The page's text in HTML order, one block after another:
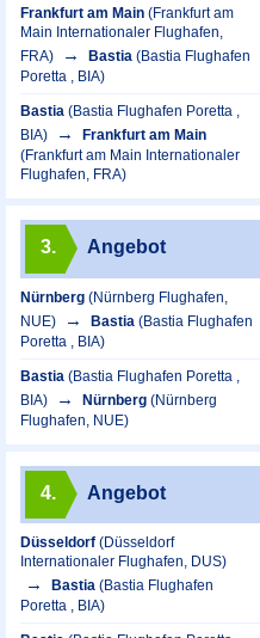
Frankfurt am Main (Frankfurt am
Main Internationaler Flughafen,
FRA)
Bastia (Bastia Flughafen
Poretta , BIA)
Bastia (Bastia Flughafen Poretta ,
BIA)
Frankfurt am Main
(Frankfurt am Main Internationaler
Flughafen, FRA)
3. Angebot
Nürnberg (Nürnberg Flughafen,
NUE)
Bastia (Bastia Flughafen
Poretta , BIA)
Bastia (Bastia Flughafen Poretta ,
BIA)
Nürnberg (Nürnberg
Flughafen, NUE)
4. Angebot
Düsseldorf (Düsseldorf
Internationaler Flughafen, DUS)
Bastia (Bastia Flughafen
Poretta , BIA)